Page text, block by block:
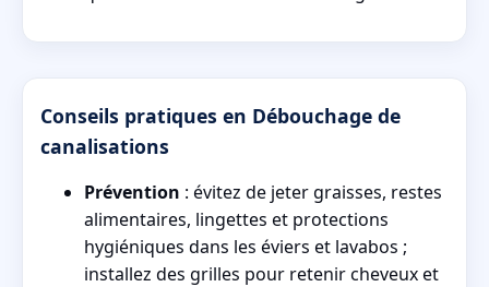
Conseils pratiques en Débouchage de
canalisations
Prévention : évitez de jeter graisses, restes
alimentaires, lingettes et protections
hygiéniques dans les éviers et lavabos ;
installez des grilles pour retenir cheveux et